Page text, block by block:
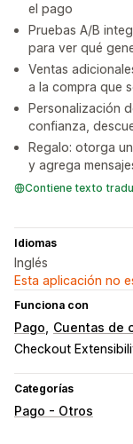
el pago
Pruebas A/B
para ver qué
Ventas
a la compra que
Personalización
confianza,
Regalo: otorga
y agrega
Contiene texto
Idiomas
Inglés
Esta aplicación no
Funciona con
Pago Cuentas de
Checkout
Categorías
Pago - Otros